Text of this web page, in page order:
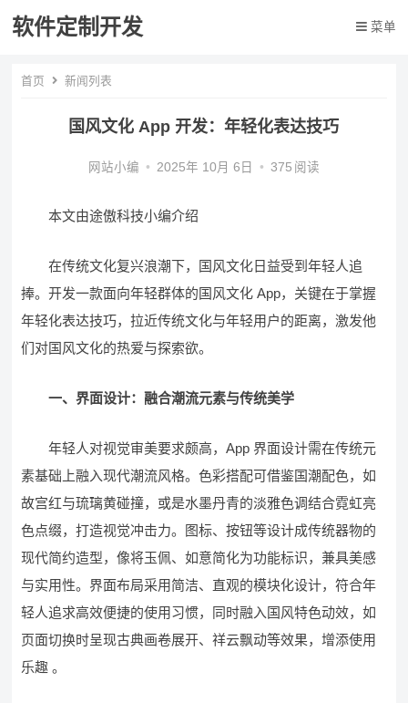
软件定制开发 菜单
首页 新闻列表
国风文化 App 开发：年轻化表达技巧
网站小编 • 2025年 10月 6日 • 375 阅读
本文由途傲科技小编介绍
在传统文化复兴浪潮下，国风文化日益受到年轻人追
捧。开发一款面向年轻群体的国风文化 App，关键在于掌握
年轻化表达技巧，拉近传统文化与年轻用户的距离，激发他
们对国风文化的热爱与探索欲。​
一、界面设计：融合潮流元素与传统美学​
年轻人对视觉审美要求颇高，App 界面设计需在传统元
素基础上融入现代潮流风格。色彩搭配可借鉴国潮配色，如
故宫红与琉璃黄碰撞，或是水墨丹青的淡雅色调结合霓虹亮
色点缀，打造视觉冲击力。图标、按钮等设计成传统器物的
现代简约造型，像将玉佩、如意简化为功能标识，兼具美感
与实用性。界面布局采用简洁、直观的模块化设计，符合年
轻人追求高效便捷的使用习惯，同时融入国风特色动效，如
页面切换时呈现古典画卷展开、祥云飘动等效果，增添使用
乐趣 。​